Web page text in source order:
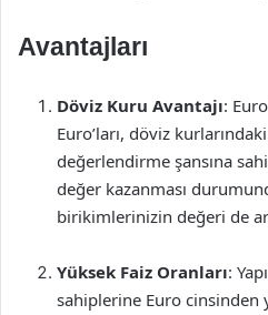
Avantajları
Döviz Kuru Avantajı:
Euro’ları, döviz
değerlendirme şansına
değer kazanması
birikimlerinizin değeri de
Yüksek Faiz Oranları:
sahiplerine Euro cinsinden